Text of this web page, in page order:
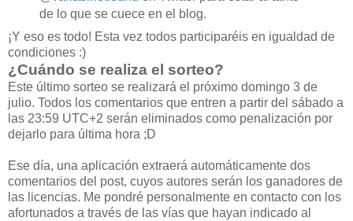
de lo que se cuece en el blog.
¡Y eso es todo! Esta vez todos participaréis en igualdad de
condiciones :)
¿Cuándo se realiza el sorteo?
Este último sorteo se realizará el próximo domingo 3 de
julio. Todos los comentarios que entren a partir del sábado a
las 23:59 UTC+2 serán eliminados como penalización por
dejarlo para última hora ;D
Ese día, una aplicación extraerá automáticamente dos
comentarios del post, cuyos autores serán los ganadores de
las licencias. Me pondré personalmente en contacto con los
afortunados a través de las vías que hayan indicado al